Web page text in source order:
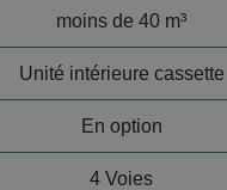
moins de 40 m³
Unité intérieure cassette
En option
4 Voies